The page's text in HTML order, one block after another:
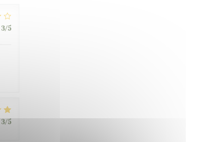
3/5
3/5